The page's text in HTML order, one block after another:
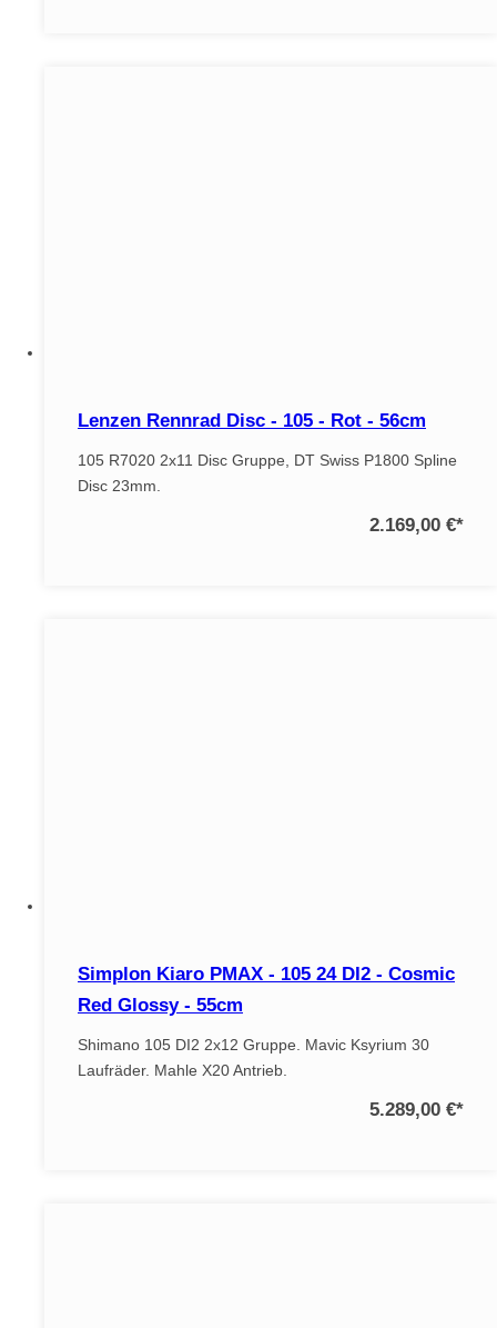
Lenzen Rennrad Disc - 105 - Rot - 56cm
105 R7020 2x11 Disc Gruppe, DT Swiss P1800 Spline
Disc 23mm.
2.169,00 €*
Simplon Kiaro PMAX - 105 24 DI2 - Cosmic
Red Glossy - 55cm
Shimano 105 DI2 2x12 Gruppe. Mavic Ksyrium 30
Laufräder. Mahle X20 Antrieb.
5.289,00 €*